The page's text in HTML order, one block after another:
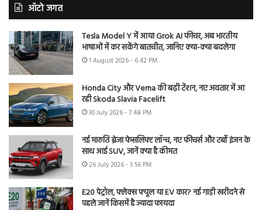
ऑटो जगत
Tesla Model Y में आया Grok AI फीचर, अब भारतीय
भाषाओं में कर सकेंगे बातचीत, जानिए क्या-क्या बदलेगा
1 August 2026 - 6:42 PM
Honda City और Verna की बढ़ी टेंशन, नए अवतार में आ
रही Skoda Slavia Facelift
30 July 2026 - 7:48 PM
नई मारुति ब्रेजा फेसलिफ्ट लॉन्च, नए फीचर्स और टर्बो इंजन के
साथ आई SUV, जानें क्या है कीमत
26 July 2026 - 3:56 PM
E20 पेट्रोल, फ्लेक्स फ्यूल या EV कार? नई गाड़ी खरीदने से
पहले जानें किसमें है ज्यादा फायदा